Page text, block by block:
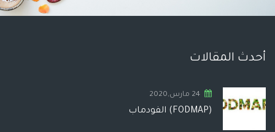
أحدث المقالات
24 مارس,2020
(FODMAP) الفودماب